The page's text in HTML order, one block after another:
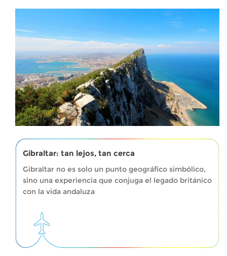
Gibraltar: tan lejos, tan cerca
Gibraltar no es solo un punto geográfico simbólico,
sino una experiencia que conjuga el legado británico
con la vida andaluza